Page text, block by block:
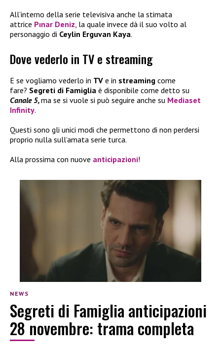
All’interno della serie televisiva anche la stimata
attrice Pınar Deniz , la quale invece dà il suo volto al
personaggio di Ceylin Erguvan Kaya.
Dove vederlo in TV e streaming
E se vogliamo vederlo in TV e in streaming come
fare? Segreti di Famiglia è disponibile come detto su
Canale 5,ma se si vuole si può seguire anche su Mediaset
Infinity.
Questi sono gli unici modi che permettono di non perdersi
proprio nulla sull’amata serie turca.
Alla prossima con nuove anticipazioni!
NEWS
Segreti di Famiglia anticipazioni
28 novembre: trama completa